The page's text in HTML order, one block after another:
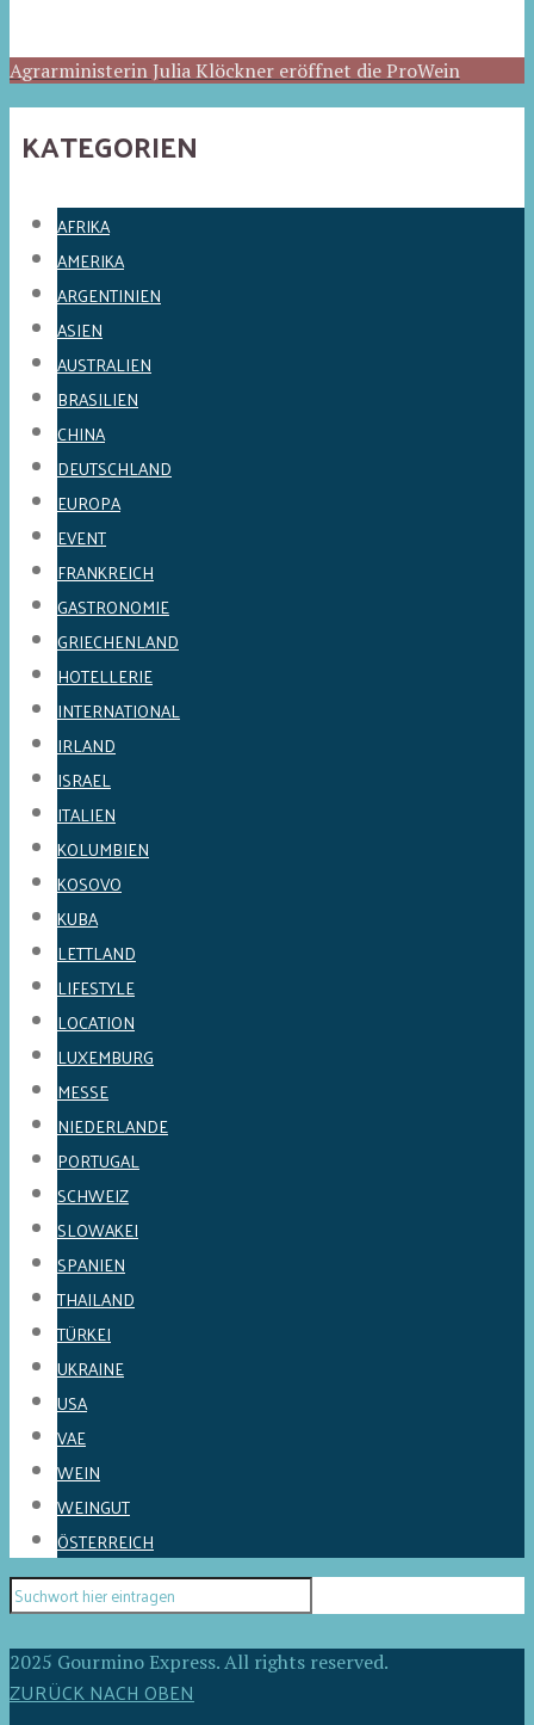
Agrarministerin Julia Klöckner eröffnet die ProWein
KATEGORIEN
AFRIKA
AMERIKA
ARGENTINIEN
ASIEN
AUSTRALIEN
BRASILIEN
CHINA
DEUTSCHLAND
EUROPA
EVENT
FRANKREICH
GASTRONOMIE
GRIECHENLAND
HOTELLERIE
INTERNATIONAL
IRLAND
ISRAEL
ITALIEN
KOLUMBIEN
KOSOVO
KUBA
LETTLAND
LIFESTYLE
LOCATION
LUXEMBURG
MESSE
NIEDERLANDE
PORTUGAL
SCHWEIZ
SLOWAKEI
SPANIEN
THAILAND
TÜRKEI
UKRAINE
USA
VAE
WEIN
WEINGUT
ÖSTERREICH
2025 Gourmino Express. All rights reserved.
ZURÜCK NACH OBEN